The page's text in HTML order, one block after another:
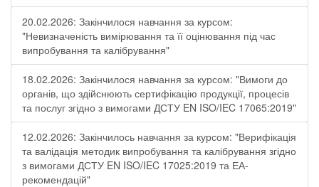
20.02.2026: Закінчилося навчання за курсом:
"Невизначеність вимірювання та її оцінювання під час
випробування та калібрування"
18.02.2026: Закінчилося навчання за курсом: "Вимоги до
органів, що здійснюють сертифікацію продукції, процесів
та послуг згідно з вимогами ДСТУ EN ISO/IEC 17065:2019"
12.02.2026: Закінчилось навчання за курсом: "Верифікація
та валідація методик випробування та калібрування згідно
з вимогами ДСТУ EN ISO/IEC 17025:2019 та ЕА-
рекомендацій"